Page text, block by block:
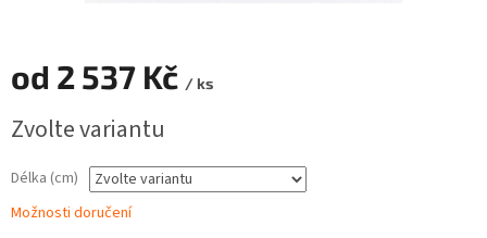
od 2 537 Kč / ks
cena:
Zvolte variantu
Délka (cm)
Možnosti doručení